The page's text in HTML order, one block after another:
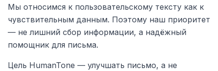
Мы относимся к пользовательскому тексту как к
чувствительным данным. Поэтому наш приоритет
— не лишний сбор информации, а надёжный
помощник для письма.
Цель HumanTone — улучшать письмо, а не